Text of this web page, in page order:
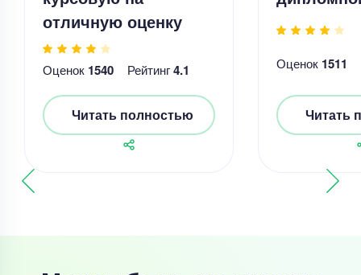
отличную оценку
Оценок 1540 Рейтинг4.1
Читать полностью
Оценок 1511
Читать